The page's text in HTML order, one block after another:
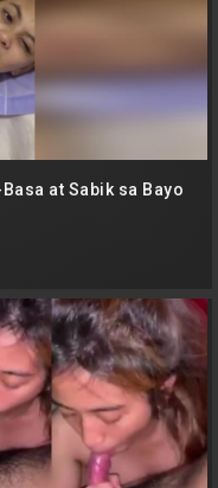
at Sabik sa Bayo